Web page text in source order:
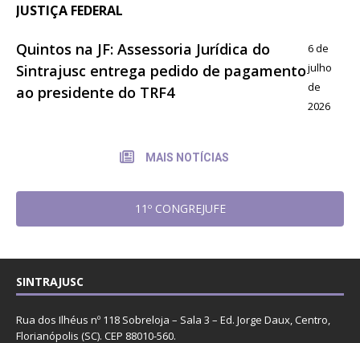
JUSTIÇA FEDERAL
Quintos na JF: Assessoria Jurídica do
Sintrajusc entrega pedido de pagamento
ao presidente do TRF4
6 de
julho
de
2026
MAIS NOTÍCIAS
11º CONGREJUFE
SINTRAJUSC
Rua dos Ilhéus nº 118 Sobreloja – Sala 3 – Ed. Jorge Daux, Centro,
Florianópolis (SC). CEP 88010-560.